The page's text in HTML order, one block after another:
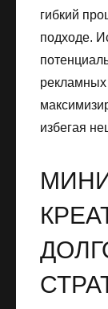
гибкий
подходе.
избегая